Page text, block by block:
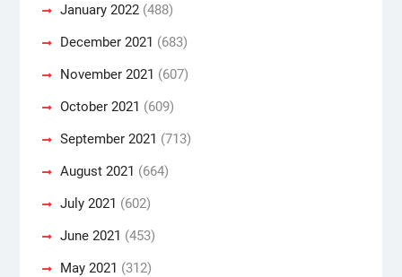
January 2022(488)
December 2021 (683)
November 2021 (607)
October 2021 (609)
September 2021 (713)
August 2021 (664)
July 2021 (602)
June 2021 (453)
May 2021 (312)